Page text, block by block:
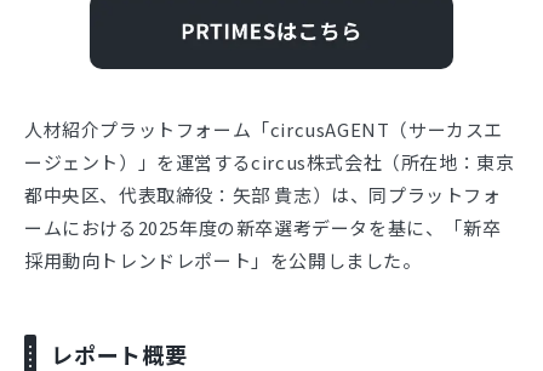
人材紹介プラットフォーム「circusAGENT（サーカスエ
ージェント）」を運営するcircus株式会社（所在地：東京
都中央区、代表取締役：矢部 貴志）は、同プラットフォ
ームにおける2025年度の新卒選考データを基に、「新卒
採用動向トレンドレポート」を公開しました。
レポート概要